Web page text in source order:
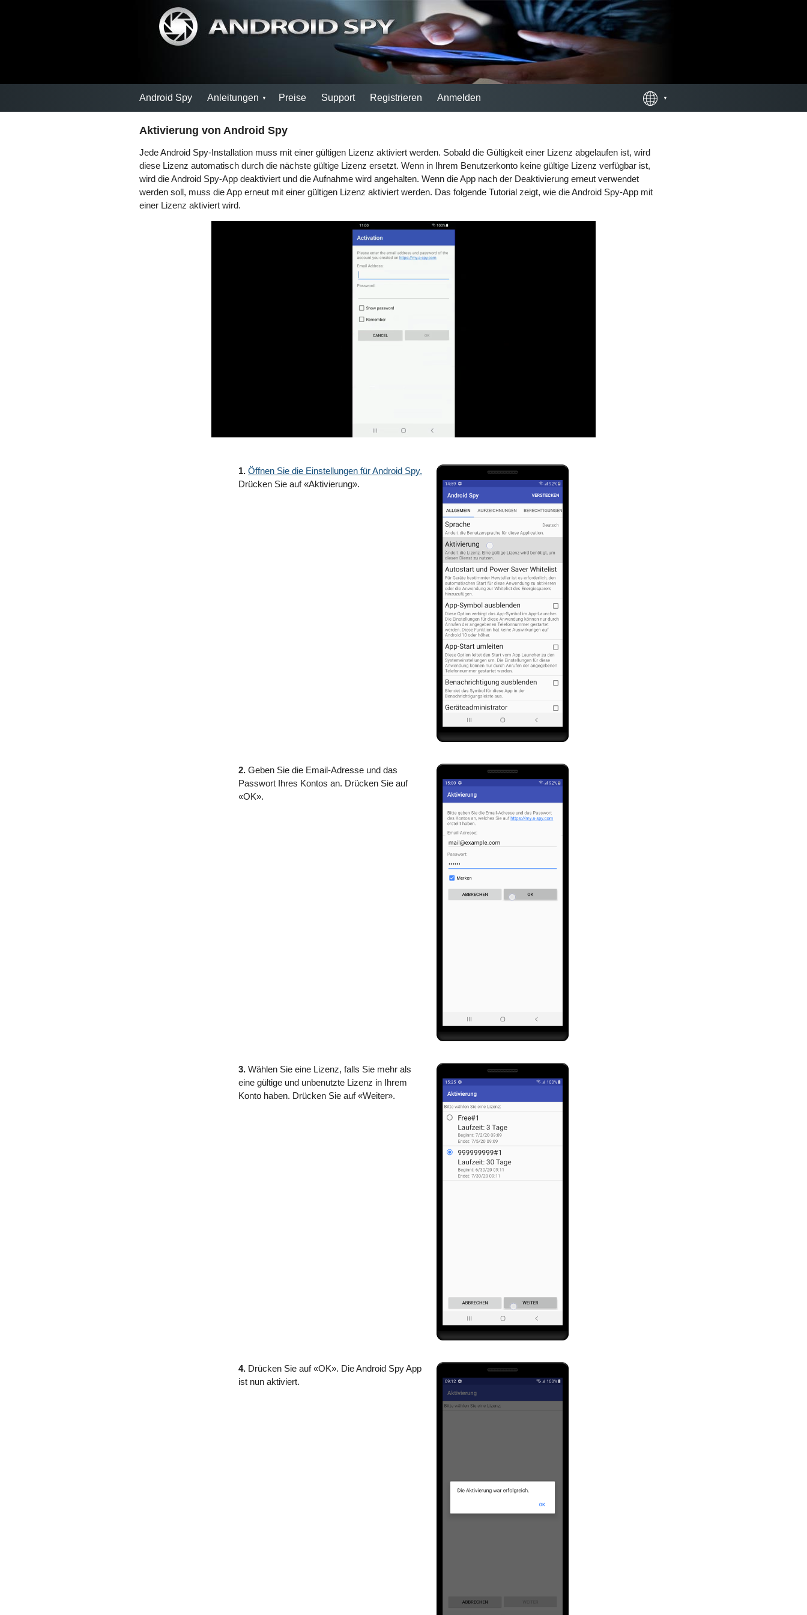
Android Spy Anleitungen Preise Support Registrieren Anmelden
Aktivierung von Android Spy
Jede Android Spy-Installation muss mit einer gültigen Lizenz aktiviert werden. Sobald die Gültigkeit einer Lizenz abgelaufen ist, wird
diese Lizenz automatisch durch die nächste gültige Lizenz ersetzt. Wenn in Ihrem Benutzerkonto keine gültige Lizenz verfügbar ist,
wird die Android Spy-App deaktiviert und die Aufnahme wird angehalten. Wenn die App nach der Deaktivierung erneut verwendet
werden soll, muss die App erneut mit einer gültigen Lizenz aktiviert werden. Das folgende Tutorial zeigt, wie die Android Spy-App mit
einer Lizenz aktiviert wird.
1. Öffnen Sie die Einstellungen für Android Spy.
Drücken Sie auf «Aktivierung».
2. Geben Sie die Email-Adresse und das
Passwort Ihres Kontos an. Drücken Sie auf
«OK».
3. Wählen Sie eine Lizenz, falls Sie mehr als
eine gültige und unbenutzte Lizenz in Ihrem
Konto haben. Drücken Sie auf «Weiter».
4. Drücken Sie auf «OK». Die Android Spy App
ist nun aktiviert.